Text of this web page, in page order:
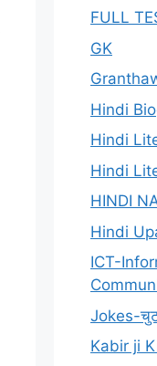
FULL
GK
Hindi
Hindi
Hindi
HINDI
Hindi
ICT-
Jokes-
Kabir ji